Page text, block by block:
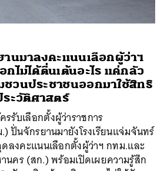
านมาลงคะแนนเลือกผู้ว่าฯ
ไม่ได้ตื่นเต้นอะไร แค่กลัว
วนประชาชนออกมาใช้สิทธิ
ระวัติศาสตร์
รับเลือกตั้งผู้ว่าราชการ
ปั่นจักรยานมายังโรงเรียนแจ่มจันทร์
ลงคะแนนเลือกตั้งผู้ว่าฯ กทม.และ
นคร (สก.) พร้อมเปิดเผยความรู้สึก